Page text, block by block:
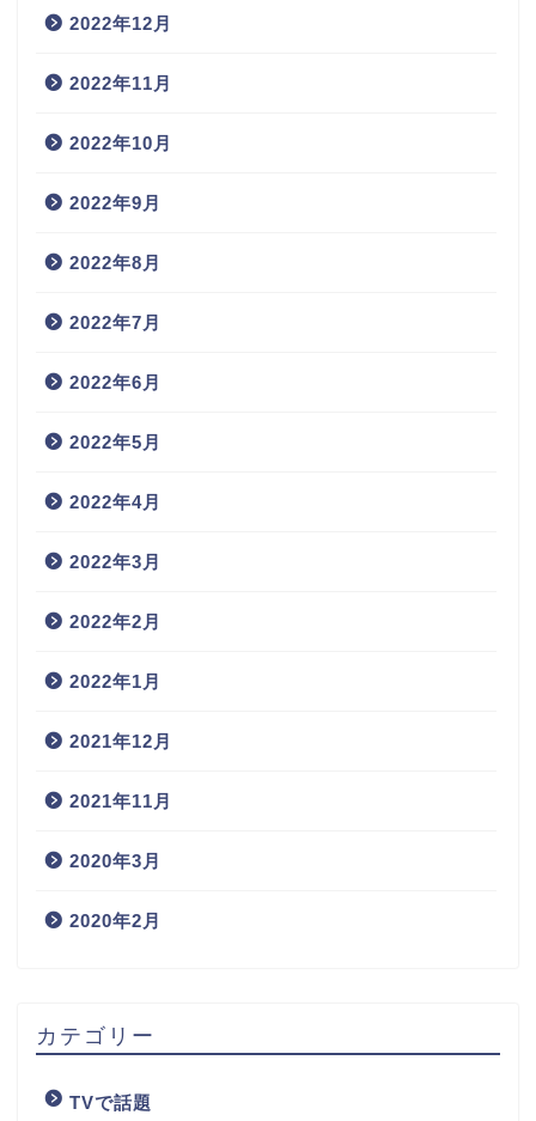
2022年12月
2022年11月
2022年10月
2022年9月
2022年8月
2022年7月
2022年6月
2022年5月
2022年4月
2022年3月
2022年2月
2022年1月
2021年12月
2021年11月
2020年3月
2020年2月
カテゴリー
TVで話題